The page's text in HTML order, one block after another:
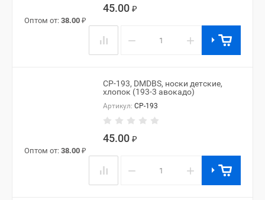
45.00 ₽
Оптом от: 38.00 ₽
− +
CP-193, DMDBS, носки детские,
хлопок (193-3 авокадо)
Артикул: CP-193
45.00 ₽
Оптом от: 38.00 ₽
− +